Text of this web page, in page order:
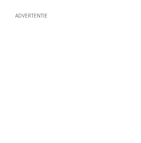
ADVERTENTIE